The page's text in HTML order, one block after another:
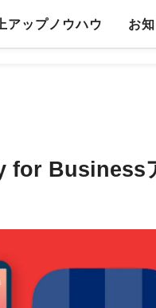
アップノウハウ お
for Business